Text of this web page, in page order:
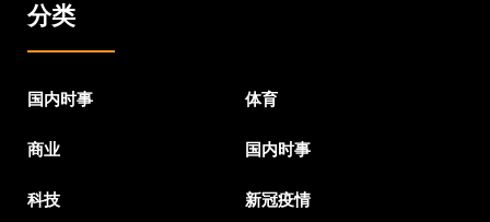
分类
国内时事
商业
科技
体育
国内时事
新冠疫情